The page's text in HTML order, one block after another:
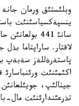
وبلئستئق ورمان
ينسپةكسياسئنئث
لاقتار. ساراپتاما بذل
پاستةرةللةز سةبةپ
اكئمئنئث
جينالئپ،
تذرعئندارئنئث مال-